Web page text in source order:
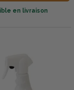
en livraison